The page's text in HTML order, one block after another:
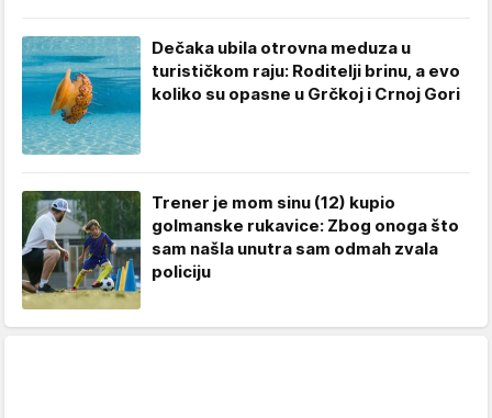
Dečaka ubila otrovna meduza u
turističkom raju: Roditelji brinu, a evo
koliko su opasne u Grčkoj i Crnoj Gori
Trener je mom sinu (12) kupio
golmanske rukavice: Zbog onoga što
sam našla unutra sam odmah zvala
policiju